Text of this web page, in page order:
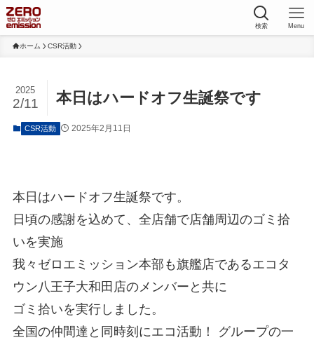
検索 Menu
ホーム CSR活動
本日はハードオフ生誕祭です
2025
2/11
CSR活動 2025年2月11日
本日はハードオフ生誕祭です。
日頃の感謝を込めて、全店舗で店舗周辺のゴミ拾
いを実施
我々ゼロエミッション本部も旗艦店であるエコタ
ウン八王子大和田店のメンバーと共に
ゴミ拾いを実行しました。
全国の仲間達と同時刻にエコ活動！ グループの一